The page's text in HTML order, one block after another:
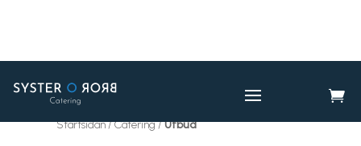

CATERING UTBUD
Startsidan / Catering /Utbud